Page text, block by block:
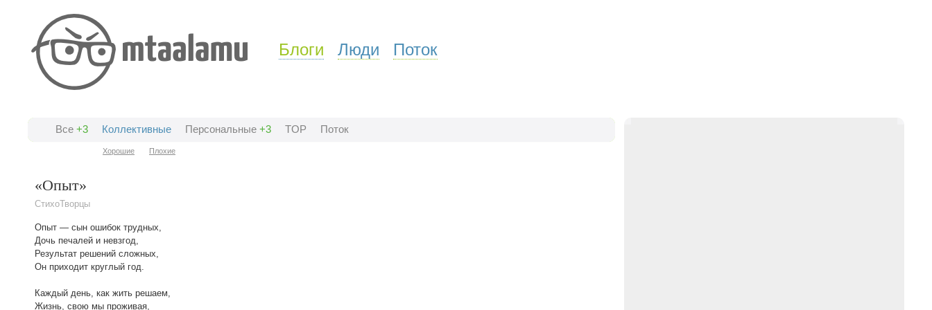
Блоги Люди Поток
Все +3 Коллективные
Хорошие Плохие
Персональные +3 TOP Поток
«Опыт»
СтихоТворцы
Опыт — сын ошибок трудных,
Дочь печалей и невзгод,
Результат решений сложных,
Он приходит круглый год.
Каждый день, как жить решаем,
Жизнь, свою мы проживая,